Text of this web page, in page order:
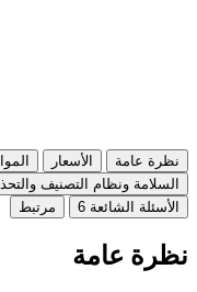
نظرة عامة الأسعار
السلامة ونظام التصنيف
الأسئلة الشائعة 6 مرتبط
نظرة عامة